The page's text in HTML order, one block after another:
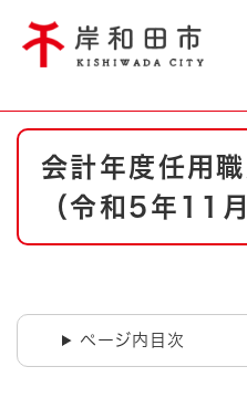
やさしい日本語
防災・緊急情報
ハザードマップ
本
会計年度任用
（令和5年11
ページ内目次